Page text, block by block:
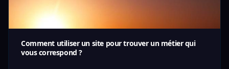
Comment utiliser un site pour trouver un métier qui
vous correspond ?